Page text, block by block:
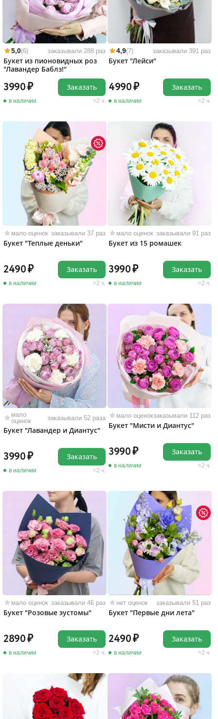
5,0(6) заказывали 288 раз
Букет из пионовидных роз
"Лавандер Баблз!"
3990
в наличии 2 ч.
Заказать
4,9(7) заказывали 391 раз
Букет "Лейси"
4990
в наличии 2 ч.
Заказать
мало оценок заказывали 37 раз
Букет "Теплые деньки"
2490
в наличии 2 ч.
Заказать
мало оценок заказывали 91 раз
Букет из 15 ромашек
3990
в наличии 2 ч.
Заказать
мало
оценок
заказывали 52 раза
Букет "Лавандер и Диантус"
3990
в наличии 2 ч.
Заказать
мало оценокзаказывали 112 раз
Букет "Мисти и Диантус"
3990
в наличии 2 ч.
Заказать
мало оценок заказывали 46 раз
Букет "Розовые эустомы"
2890
в наличии 2 ч.
Заказать
нет оценок заказывали 51 раз
Букет "Первые дни лета"
2490
в наличии 2 ч.
Заказать